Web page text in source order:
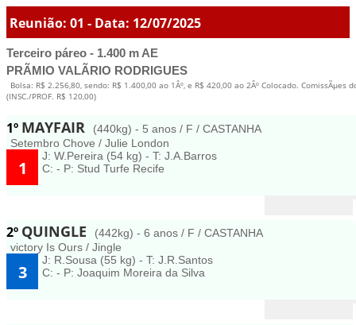
Reunião: 01 - Data: 12/07/2025
Terceiro páreo - 1.400 m AE
PRÃMIO VALÃRIO RODRIGUES
Bolsa: R$ 2.256,80, sendo: R$ 1.400,00 ao 1Âº, e R$ 420,00 ao 2Âº Colocado. ComissÃµes
(INSC./PROF. R$ 120,00)
1º MAYFAIR
(440kg) - 5 anos / F / CASTANHA
Setembro Chove / Julie London
1
J: W.Pereira (54 kg) - T: J.A.Barros
C: - P: Stud Turfe Recife
2º QUINGLE
(442kg) - 6 anos / F / CASTANHA
victory Is Ours / Jingle
3
J: R.Sousa (55 kg) - T: J.R.Santos
C: - P: Joaquim Moreira da Silva